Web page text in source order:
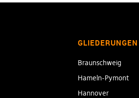
GLIEDERUNGEN
Braunschweig
Hameln-Pymont
Hannover